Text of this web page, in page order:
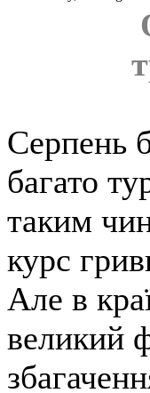
Серпень
багато
таким
курс
Але в
великий